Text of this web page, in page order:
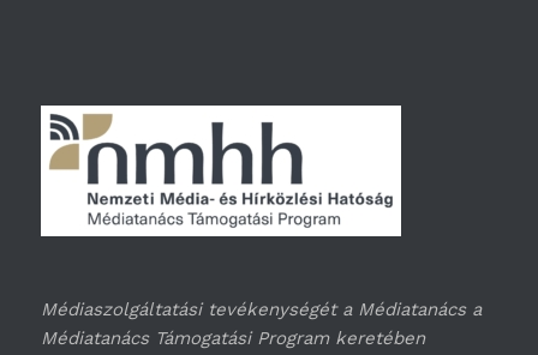
Médiaszolgáltatási tevékenységét a Médiatanács a
Médiatanács Támogatási Program keretében